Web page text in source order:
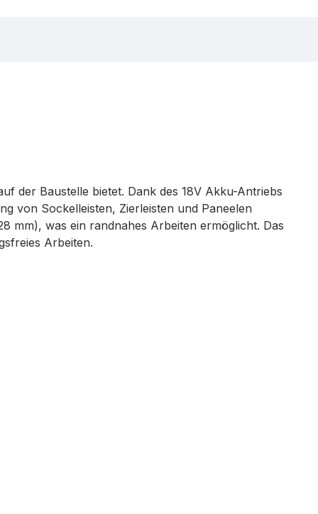
der Baustelle bietet. Dank des 18V Akku-Antriebs
von Sockelleisten, Zierleisten und Paneelen
mm), was ein randnahes Arbeiten ermöglicht. Das
Arbeiten.